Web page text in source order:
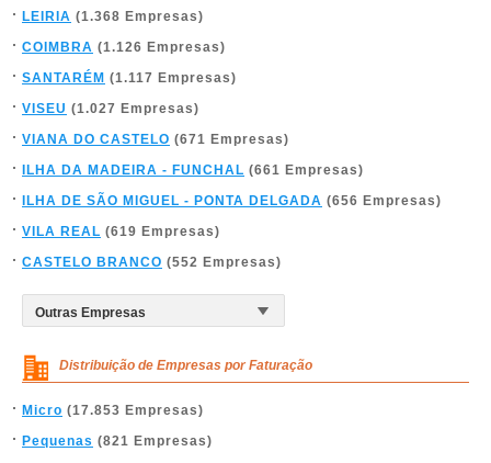
LEIRIA (1.368 Empresas)
COIMBRA (1.126 Empresas)
SANTARÉM (1.117 Empresas)
VISEU (1.027 Empresas)
VIANA DO CASTELO (671 Empresas)
ILHA DA MADEIRA - FUNCHAL (661 Empresas)
ILHA DE SÃO MIGUEL - PONTA DELGADA (656 Empresas)
VILA REAL (619 Empresas)
CASTELO BRANCO (552 Empresas)
Distribuição de Empresas por Faturação
Micro (17.853 Empresas)
Pequenas (821 Empresas)